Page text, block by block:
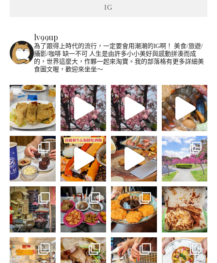
IG
lv99up
為了跟得上時代的流行，一定要會用潮潮的IG啊！ 美食/旅遊/
攝影/咖啡 缺一不可 人生是由許多小小美好與感動拼湊而成
的，世界這麼大，作夥一起來淘寶。我的部落格有更多詳細美
食圖文喔，歡迎來坐坐～